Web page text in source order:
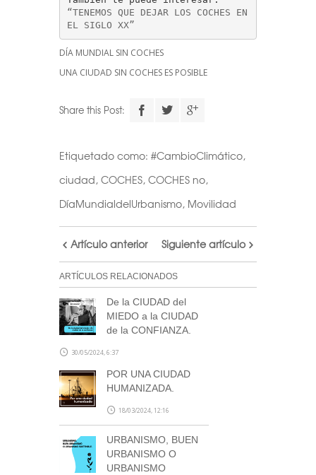
“TENEMOS QUE DEJAR LOS COCHES EN
EL SIGLO XX”
DÍA MUNDIAL SIN COCHES
UNA CIUDAD SIN COCHES ES POSIBLE
Descarga el
Realiza tu suscripción a
de este formularioy accede
al archivo descargable del
calendario de Arquitectas
Ocultas.
Consulta tu correo para
confirmar la inscripción y
recibir noticias de nuestra
parte.
NOTA: En el caso de no haber recibido el
correo de confirmación por nuestra
parte, escríbenos a
blog@stepienybarno.es
Share this Post:
Etiquetado como: #CambioClimático,
ciudad, COCHES, COCHES no,
DíaMundialdelUrbanismo, Movilidad
Artículo anterior Siguiente artículo
ARTÍCULOS RELACIONADOS
De la CIUDAD del
MIEDO a la CIUDAD
de la CONFIANZA.
30/05/2024, 6:37
POR UNA CIUDAD
HUMANIZADA.
18/03/2024, 12:16
URBANISMO, BUEN
URBANISMO O
URBANISMO